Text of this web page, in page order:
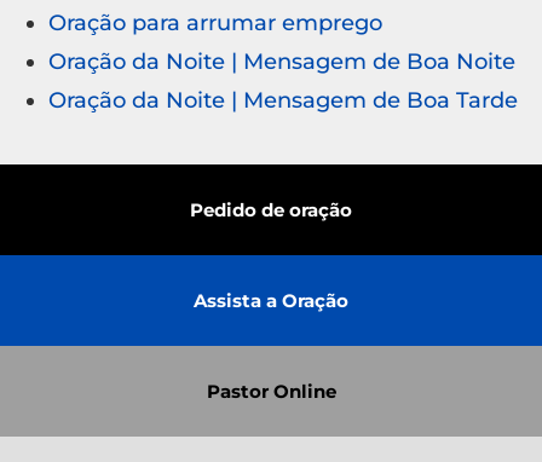
Oração para arrumar emprego
Oração da Noite | Mensagem de Boa Noite
Oração da Noite | Mensagem de Boa Tarde
Pedido de oração
Assista a Oração
Pastor Online